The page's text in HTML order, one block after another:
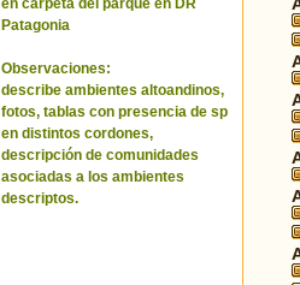
en carpeta del parque en DR
Patagonia
Observaciones:
describe ambientes altoandinos,
fotos, tablas con presencia de sp
en distintos cordones,
descripción de comunidades
asociadas a los ambientes
descriptos.